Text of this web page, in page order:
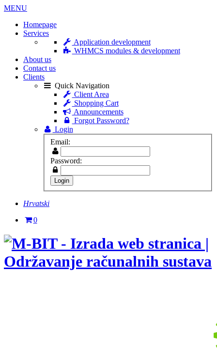
MENU
Homepage
Services
Application development
WHMCS modules & development
About us
Contact us
Clients
Quick Navigation
Client Area
Shopping Cart
Announcements
Forgot Password?
Login
Email:
Password:
Hrvatski
0